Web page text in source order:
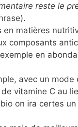
reste le
matières
composants
en
avec un mode
vitamine C au
on ira certes